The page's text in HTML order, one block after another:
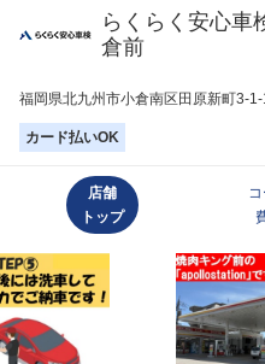
らくらく安心
倉前
福岡県北九州市小倉南区田原新町3-1-
カード払いOK
店舗
トップ